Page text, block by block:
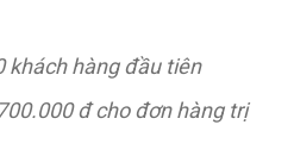
khách hàng đầu tiên
đ cho đơn hàng trị